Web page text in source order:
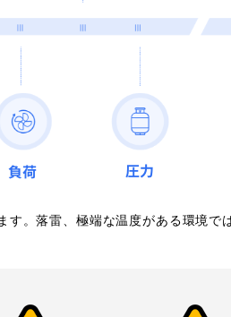
。落雷、極端な温度がある環境で